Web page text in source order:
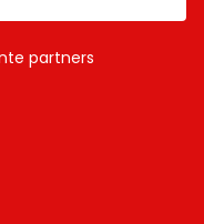
partners